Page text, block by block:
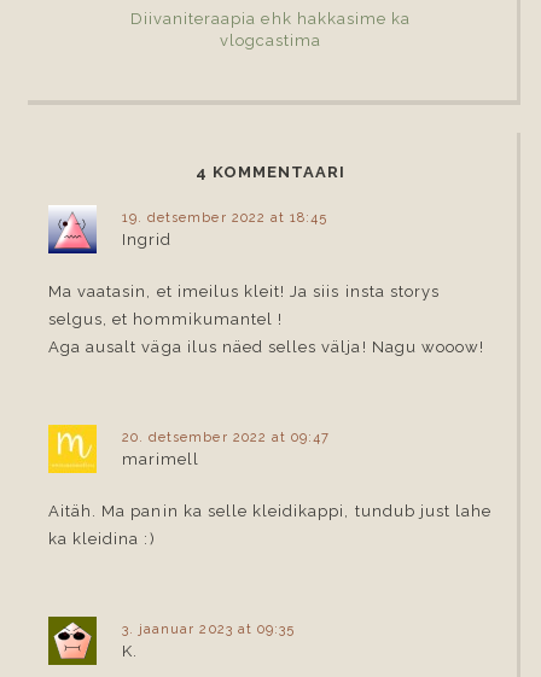
Diivaniteraapia ehk hakkasime ka
vlogcastima
4 KOMMENTAARI
19. detsember 2022 at 18:45
Ingrid
Ma vaatasin, et imeilus kleit! Ja siis insta storys
selgus, et hommikumantel !
Aga ausalt väga ilus näed selles välja! Nagu wooow!
20. detsember 2022 at 09:47
marimell
Aitäh. Ma panin ka selle kleidikappi, tundub just lahe
ka kleidina :)
3. jaanuar 2023 at 09:35
K.